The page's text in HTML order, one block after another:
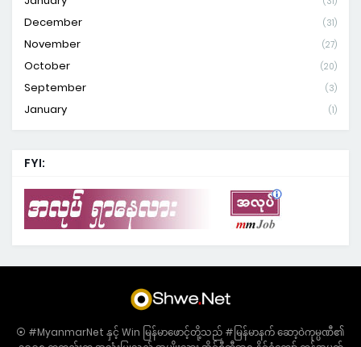
December (31)
November (27)
October (20)
September (3)
January (1)
FYI:
⦿ #MyanmarNet နှင့် Win မြန်မာဖောင့်တို့သည် #မြန်မာနက် ဆော့ဝဲကုမ္ပဏီ၏